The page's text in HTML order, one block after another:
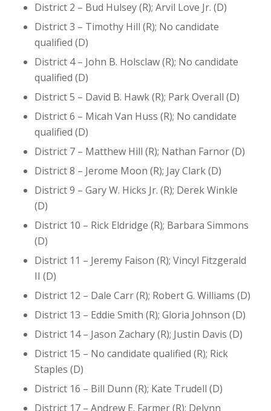
District 2 – Bud Hulsey (R); Arvil Love Jr. (D)
District 3 – Timothy Hill (R); No candidate
qualified (D)
District 4 – John B. Holsclaw (R); No candidate
qualified (D)
District 5 – David B. Hawk (R); Park Overall (D)
District 6 – Micah Van Huss (R); No candidate
qualified (D)
District 7 – Matthew Hill (R); Nathan Farnor (D)
District 8 – Jerome Moon (R); Jay Clark (D)
District 9 – Gary W. Hicks Jr. (R); Derek Winkle
(D)
District 10 – Rick Eldridge (R); Barbara Simmons
(D)
District 11 – Jeremy Faison (R); Vincyl Fitzgerald
II (D)
District 12 – Dale Carr (R); Robert G. Williams (D)
District 13 – Eddie Smith (R); Gloria Johnson (D)
District 14 – Jason Zachary (R); Justin Davis (D)
District 15 – No candidate qualified (R); Rick
Staples (D)
District 16 – Bill Dunn (R); Kate Trudell (D)
District 17 – Andrew E. Farmer (R); Delynn